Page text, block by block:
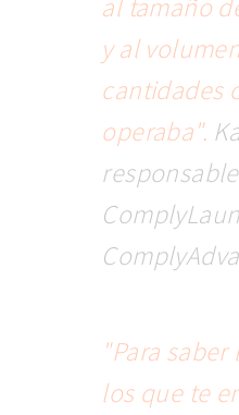
y al
cantidades
operaba".
"Para
los que te